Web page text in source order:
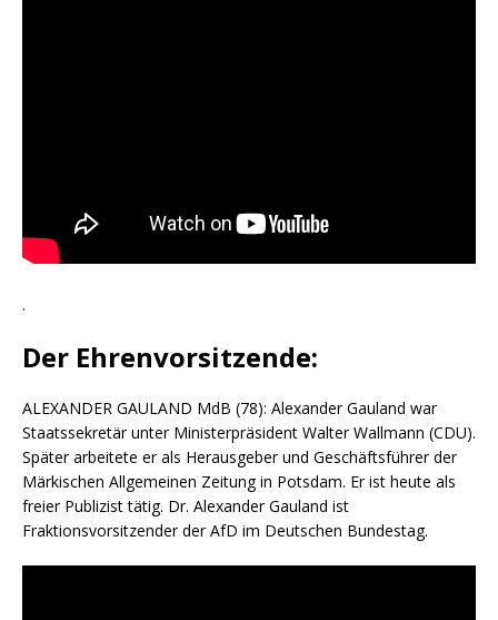
.
Der Ehrenvorsitzende:
ALEXANDER GAULAND MdB (78): Alexander Gauland war
Staatssekretär unter Ministerpräsident Walter Wallmann (CDU).
Später arbeitete er als Herausgeber und Geschäftsführer der
Märkischen Allgemeinen Zeitung in Potsdam. Er ist heute als
freier Publizist tätig. Dr. Alexander Gauland ist
Fraktionsvorsitzender der AfD im Deutschen Bundestag.